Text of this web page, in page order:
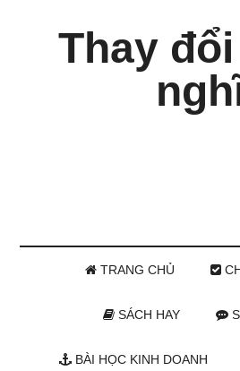
Thay
TRANG CHỦ
SÁCH HAY
BÀI HỌC KINH DOANH